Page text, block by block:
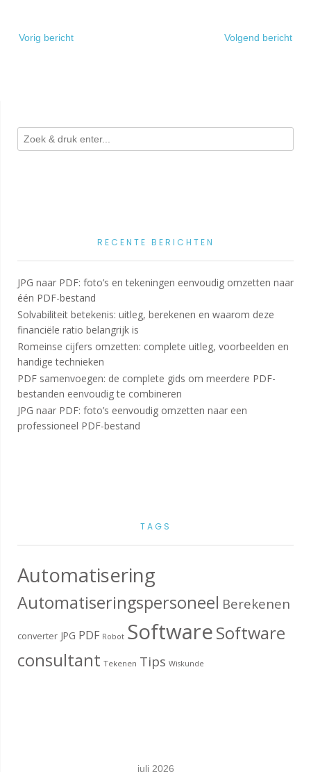
navigatie
Vorig bericht Volgend bericht
RECENTE BERICHTEN
JPG naar PDF: foto’s en tekeningen eenvoudig omzetten naar
één PDF-bestand
Solvabiliteit betekenis: uitleg, berekenen en waarom deze
financiële ratio belangrijk is
Romeinse cijfers omzetten: complete uitleg, voorbeelden en
handige technieken
PDF samenvoegen: de complete gids om meerdere PDF-
bestanden eenvoudig te combineren
JPG naar PDF: foto’s eenvoudig omzetten naar een
professioneel PDF-bestand
TAGS
Automatisering
Automatiseringspersoneel Berekenen
converter JPG PDF Robot SoftwareSoftware
consultant Tekenen Tips Wiskunde
juli 2026